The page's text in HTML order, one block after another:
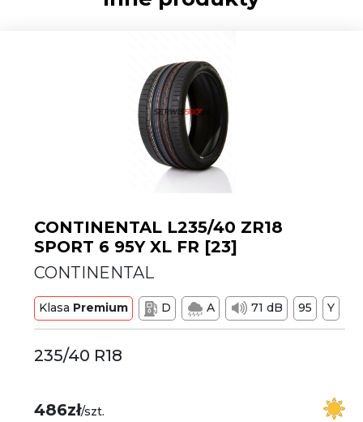
CONTINENTAL L235/40 ZR18
SPORT 6 95Y XL FR [23]
CONTINENTAL
Klasa Premium D A 71 dB 95 Y
235/40 R18
486zł/szt.